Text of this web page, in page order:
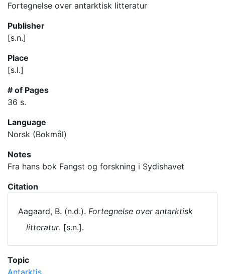
Fortegnelse over antarktisk litteratur
Publisher
[s.n.]
Place
[s.l.]
# of Pages
36 s.
Language
Norsk (Bokmål)
Notes
Fra hans bok Fangst og forskning i Sydishavet
Citation
Aagaard, B. (n.d.). Fortegnelse over antarktisk
litteratur. [s.n.].
Topic
Antarktis